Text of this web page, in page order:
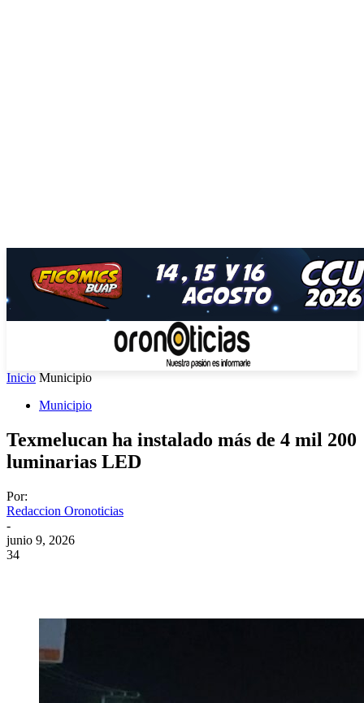
Inicio Municipio
Municipio
Texmelucan ha instalado más de 4 mil 200
luminarias LED
Por:
Redaccion Oronoticias
-
junio 9, 2026
34